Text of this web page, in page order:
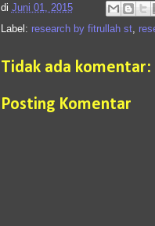
di Juni 01, 2015
Label: research by fitrullah st,
Tidak ada komentar:
Posting Komentar